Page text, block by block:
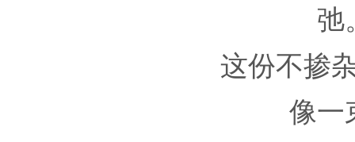
弛
这份不掺
像一